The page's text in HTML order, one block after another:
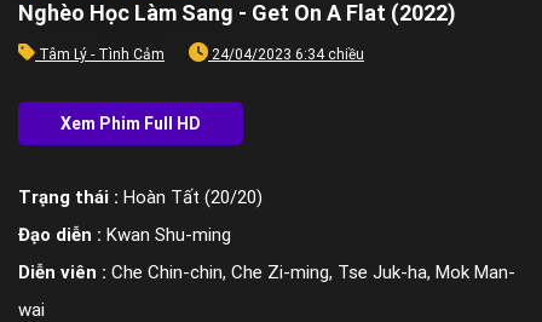
Nghèo Học Làm Sang - Get On A Flat (2022)
Tâm Lý - Tình Cảm 24/04/2023 6:34 chiều
Trạng thái : Hoàn Tất (20/20)
Đạo diễn : Kwan Shu-ming
Diễn viên : Che Chin-chin, Che Zi-ming, Tse Juk-ha, Mok Man-
wai